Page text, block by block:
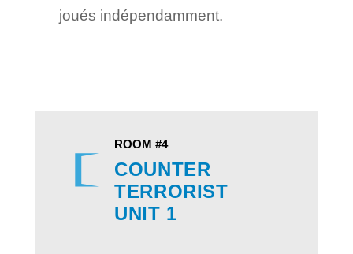
joués indépendamment.
ROOM #4
COUNTER
TERRORIST
UNIT 1